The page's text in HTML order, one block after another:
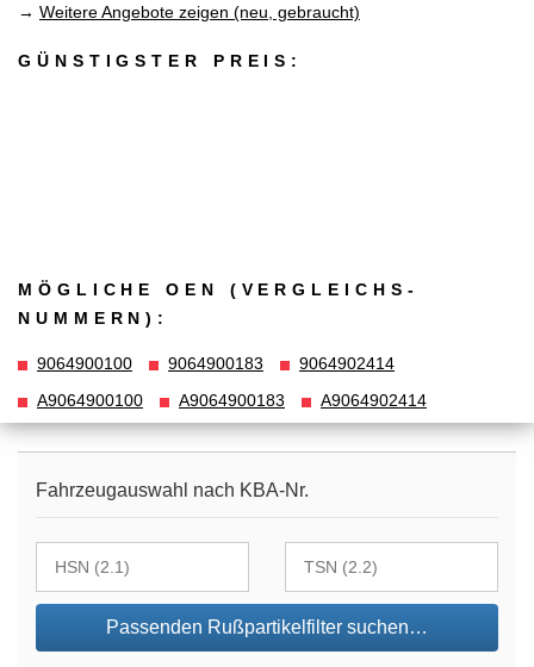
→ Weitere Angebote zeigen (neu, gebraucht)
GÜNSTIGSTER PREIS:
MÖGLICHE OEN (VERGLEICHS­
NUMMERN):
9064900100 9064900183
9064902414
A9064900100
A9064900183 A9064902414
Fahrzeugauswahl nach KBA-Nr.
Passenden Rußpartikelfilter suchen…